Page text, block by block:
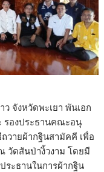
ว จังหวัดพะเยา พันเอก
องประธานคณะอนุ
วายผ้ากฐินสามัคคี เพื่อ
วัดสันป่างิ้วงาม โดยมี
ะธานในการผ้ากฐิน